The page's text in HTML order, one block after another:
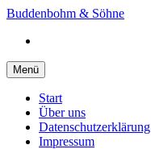
Springe
Inhalt
Buddenbohm & Söhne
Menü
Start
Über uns
Datenschutzerklärung
Impressum